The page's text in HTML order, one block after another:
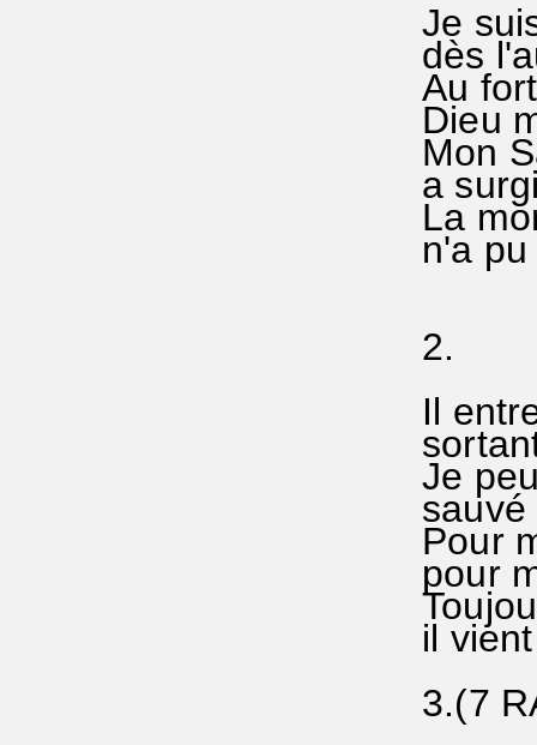
Je
dès
Au
Dieu
Mon
a
La
n'a
2.
Il
Je
Pour
pour
il
3.(7